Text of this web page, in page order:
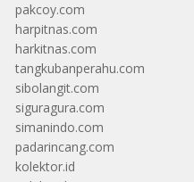
pakcoy.com
harpitnas.com
harkitnas.com
tangkubanperahu.com
sibolangit.com
siguragura.com
simanindo.com
padarincang.com
kolektor.id